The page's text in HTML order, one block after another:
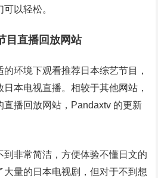
以轻松。
目直播回放网站
环境下观看推荐日本综艺节目，
本电视直播。相较于其他网站，
直播回放网站，Pandaxtv 的更新
到非常简洁，方便体验不懂日文的
大量的日本电视剧，但对于不到想